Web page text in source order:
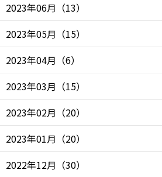
2023年06月 （13）
2023年05月 （15）
2023年04月 （6）
2023年03月 （15）
2023年02月 （20）
2023年01月 （20）
2022年12月 （30）